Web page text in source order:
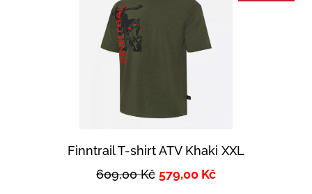
Finntrail T-shirt ATV Khaki XXL
609,00Kč 579,00 Kč